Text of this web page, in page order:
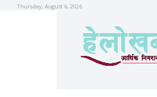
Thursday, August 6, 2026